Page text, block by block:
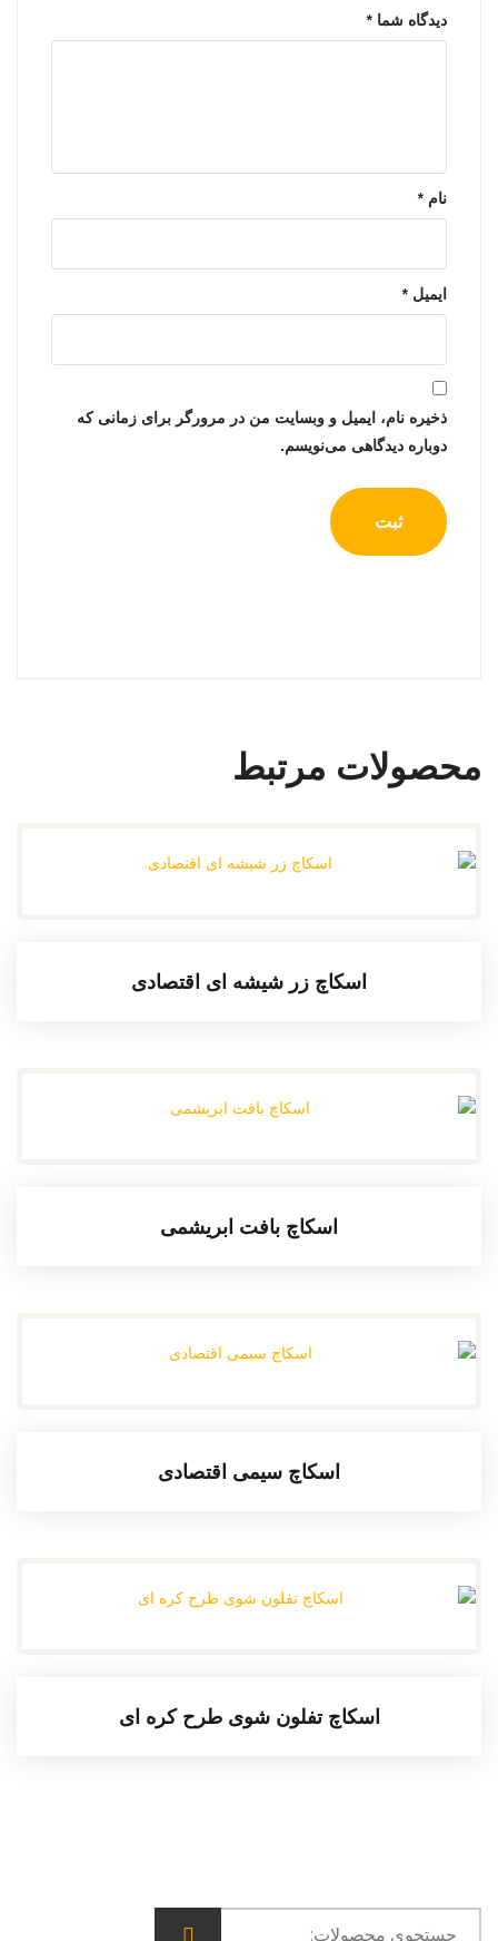
دیدگاه شما *
نام *
ایمیل *
ذخیره نام، ایمیل و وبسایت من در مرورگر برای زمانی که
دوباره دیدگاهی می‌نویسم.
محصولات مرتبط
اسکاچ زر شیشه ای اقتصادی
اسکاچ بافت ابریشمی
اسکاچ سیمی اقتصادی
اسکاچ تفلون شوی طرح کره ای